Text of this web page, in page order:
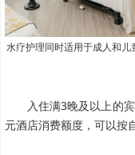
水疗护理同时适用于成人和
入住满3晚及以上的
元酒店消费额度，可以按